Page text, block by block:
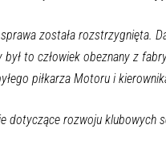
została rozstrzygnięta.
to człowiek obeznany z
piłkarza Motoru i
dotyczące rozwoju klubowych